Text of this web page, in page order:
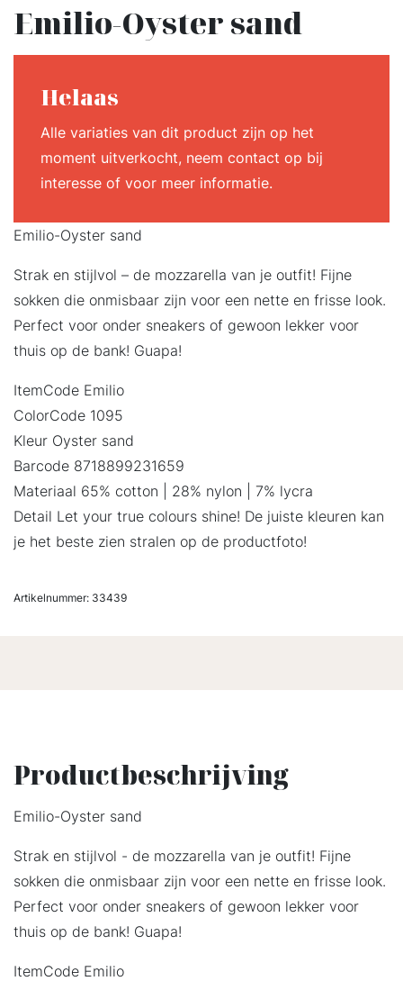
Emilio-Oyster sand
Helaas
Alle variaties van dit product zijn op het
moment uitverkocht, neem contact op bij
interesse of voor meer informatie.
Emilio-Oyster sand
Strak en stijlvol – de mozzarella van je outfit! Fijne
sokken die onmisbaar zijn voor een nette en frisse look.
Perfect voor onder sneakers of gewoon lekker voor
thuis op de bank! Guapa!
ItemCode Emilio
ColorCode 1095
Kleur Oyster sand
Barcode 8718899231659
Materiaal 65% cotton | 28% nylon | 7% lycra
Detail Let your true colours shine! De juiste kleuren kan
je het beste zien stralen op de productfoto!
Artikelnummer: 33439
Productbeschrijving
Emilio-Oyster sand
Strak en stijlvol - de mozzarella van je outfit! Fijne
sokken die onmisbaar zijn voor een nette en frisse look.
Perfect voor onder sneakers of gewoon lekker voor
thuis op de bank! Guapa!
ItemCode Emilio